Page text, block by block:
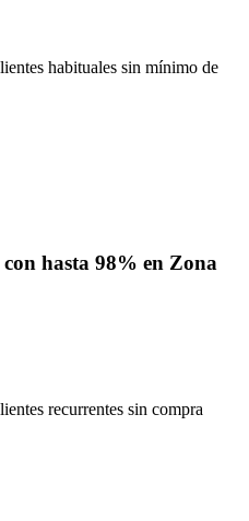
habituales sin mínimo de
hasta 98% en Zona
recurrentes sin compra